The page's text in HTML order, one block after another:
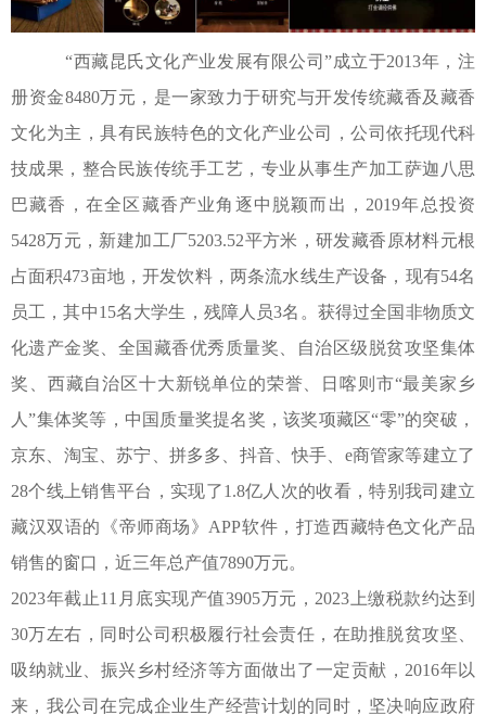
“西藏昆氏文化产业发展有限公司”成立于2013年，注
册资金8480万元，是一家致力于研究与开发传统藏香及藏香
文化为主，具有民族特色的文化产业公司，公司依托现代科
技成果，整合民族传统手工艺，专业从事生产加工萨迦八思
巴藏香，在全区藏香产业角逐中脱颖而出，2019年总投资
5428万元，新建加工厂5203.52平方米，研发藏香原材料元根
占面积473亩地，开发饮料，两条流水线生产设备，现有54名
员工，其中15名大学生，残障人员3名。获得过全国非物质文
化遗产金奖、全国藏香优秀质量奖、自治区级脱贫攻坚集体
奖、西藏自治区十大新锐单位的荣誉、日喀则市“最美家乡
人”集体奖等，中国质量奖提名奖，该奖项藏区“零”的突破，
京东、淘宝、苏宁、拼多多、抖音、快手、e商管家等建立了
28个线上销售平台，实现了1.8亿人次的收看，特别我司建立
藏汉双语的《帝师商场》APP软件，打造西藏特色文化产品
销售的窗口，近三年总产值7890万元。
2023年截止11月底实现产值3905万元，2023上缴税款约达到
30万左右，同时公司积极履行社会责任，在助推脱贫攻坚、
吸纳就业、振兴乡村经济等方面做出了一定贡献，2016年以
来，我公司在完成企业生产经营计划的同时，坚决响应政府